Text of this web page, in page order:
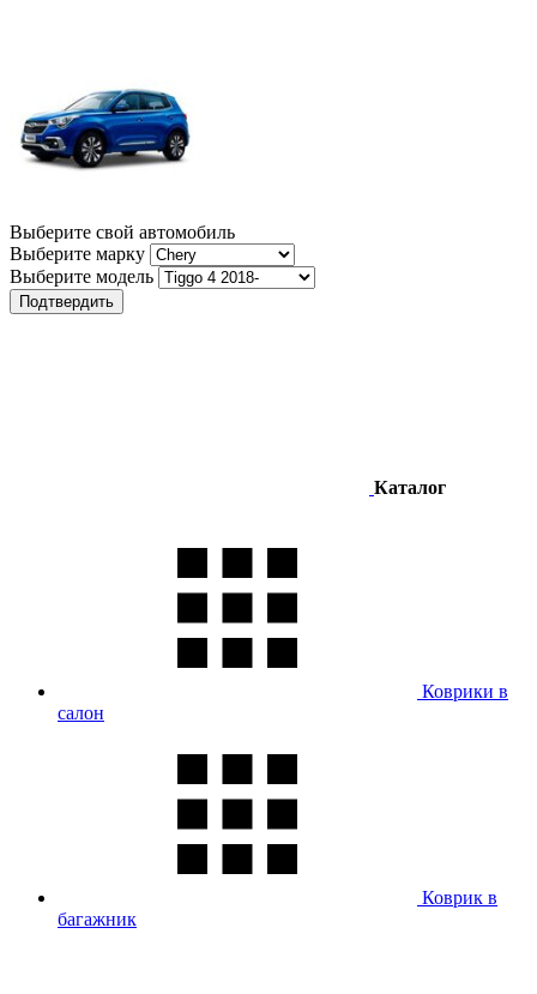
Выберите свой автомобиль
Выберите марку
Выберите модель
Подтвердить
Каталог
Коврики в
салон
Коврик в
багажник